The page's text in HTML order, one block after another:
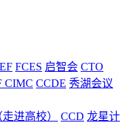
FCES 启智会 CTO
CIMC CCDE 秀湖会议
进高校） CCD 龙星计